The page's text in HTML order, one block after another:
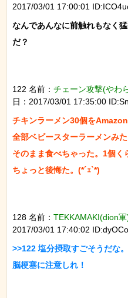
2017/03/01 17:00:01
なんであんなに前触れもなく
だ？
122 名前： チェーン攻撃(やわ
日：2017/03/01 17:35:00
チキンラーメン30個を
全部ベビースターラーメンみ
そのまま食べちゃった。1個く
ちょっと後悔た。(*´ｪ`*)
128 名前： TEKKAMAKI(dion
2017/03/01 17:40:02
>>122 塩分摂取すごそうだな。
脳梗塞に注意しれ！